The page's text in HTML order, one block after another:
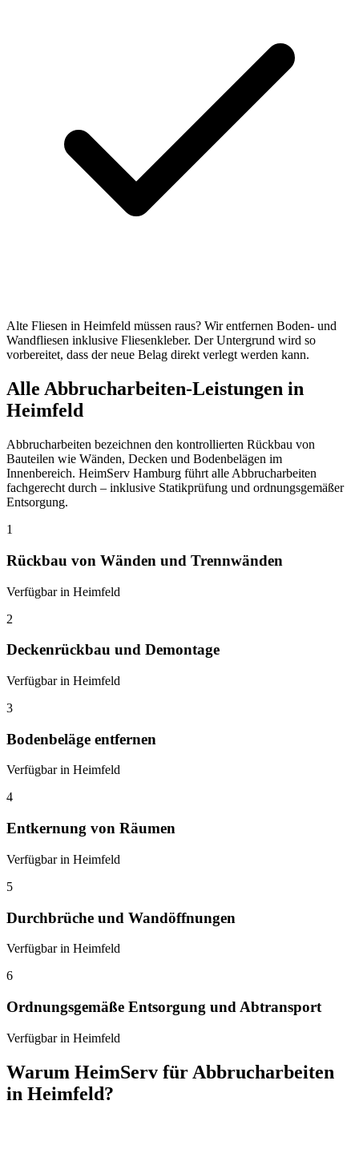
Alte Fliesen in Heimfeld müssen raus? Wir entfernen Boden- und
Wandfliesen inklusive Fliesenkleber. Der Untergrund wird so
vorbereitet, dass der neue Belag direkt verlegt werden kann.
Alle Abbrucharbeiten-Leistungen in
Heimfeld
Abbrucharbeiten bezeichnen den kontrollierten Rückbau von
Bauteilen wie Wänden, Decken und Bodenbelägen im
Innenbereich. HeimServ Hamburg führt alle Abbrucharbeiten
fachgerecht durch – inklusive Statikprüfung und ordnungsgemäßer
Entsorgung.
1
Rückbau von Wänden und Trennwänden
Verfügbar in Heimfeld
2
Deckenrückbau und Demontage
Verfügbar in Heimfeld
3
Bodenbeläge entfernen
Verfügbar in Heimfeld
4
Entkernung von Räumen
Verfügbar in Heimfeld
5
Durchbrüche und Wandöffnungen
Verfügbar in Heimfeld
6
Ordnungsgemäße Entsorgung und Abtransport
Verfügbar in Heimfeld
Warum HeimServ für Abbrucharbeiten
in Heimfeld?